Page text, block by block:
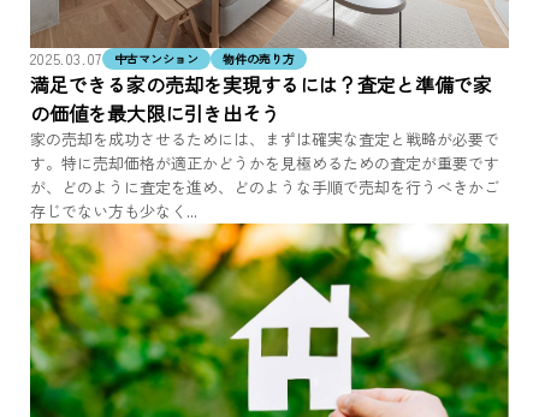
2025.03.07 中古マンション 物件の売り方
満足できる家の売却を実現するには？査定と準備で家
の価値を最大限に引き出そう
家の売却を成功させるためには、まずは確実な査定と戦略が必要で
す。特に売却価格が適正かどうかを見極めるための査定が重要です
が、どのように査定を進め、どのような手順で売却を行うべきかご
存じでない方も少なく...